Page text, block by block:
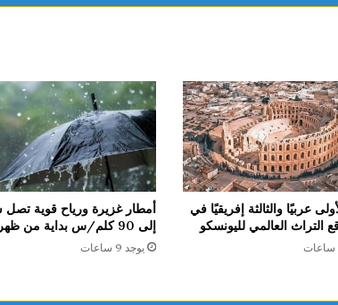
عربيًا والثالثة إفريقيًا في
التراث العالمي لليونسكو
أمطار غزيرة ورياح قوية تصل
إلى 90 كلم/س بداية من ظهر اليوم
يوجد 9 ساعات